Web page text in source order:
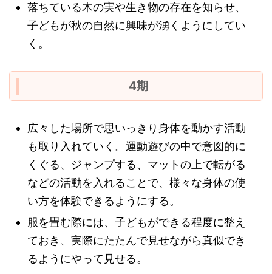
落ちている木の実や生き物の存在を知らせ、
子どもが秋の自然に興味が湧くようにしてい
く。
4期
広々した場所で思いっきり身体を動かす活動
も取り入れていく。運動遊びの中で意図的に
くぐる、ジャンプする、マットの上で転がる
などの活動を入れることで、様々な身体の使
い方を体験できるようにする。
服を畳む際には、子どもができる程度に整え
ておき、実際にたたんで見せながら真似でき
るようにやって見せる。